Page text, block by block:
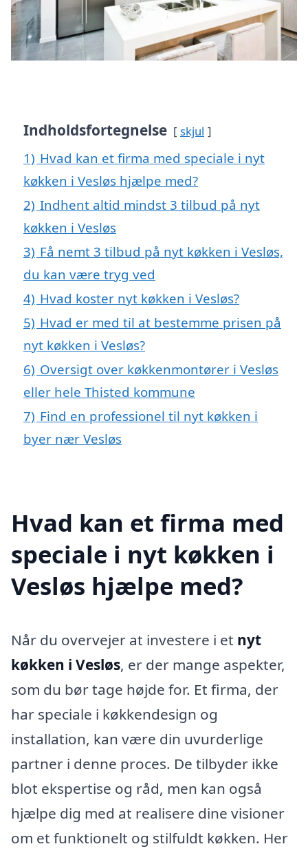
Indholdsfortegnelse skjul
1) Hvad kan et firma med speciale i nyt
køkken i Vesløs hjælpe med?
2) Indhent altid mindst 3 tilbud på nyt
køkken i Vesløs
3) Få nemt 3 tilbud på nyt køkken i Vesløs,
du kan være tryg ved
4) Hvad koster nyt køkken i Vesløs?
5) Hvad er med til at bestemme prisen på
nyt køkken i Vesløs?
6) Oversigt over køkkenmontører i Vesløs
eller hele Thisted kommune
7) Find en professionel til nyt køkken i
byer nær Vesløs
Hvad kan et firma med
speciale i nyt køkken i
Vesløs hjælpe med?
Når du overvejer at investere i et nyt
køkken i Vesløs, er der mange aspekter,
som du bør tage højde for. Et firma, der
har speciale i køkkendesign og
installation, kan være din uvurderlige
partner i denne proces. De tilbyder ikke
blot ekspertise og råd, men kan også
hjælpe dig med at realisere dine visioner
om et funktionelt og stilfuldt køkken. Her